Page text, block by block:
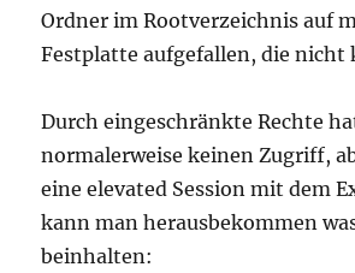
Ordner im Rootverzeichnis auf
Festplatte aufgefallen, die nicht
Durch eingeschränkte Rechte
normalerweise keinen Zugriff,
eine elevated Session mit dem
kann man herausbekommen
beinhalten: